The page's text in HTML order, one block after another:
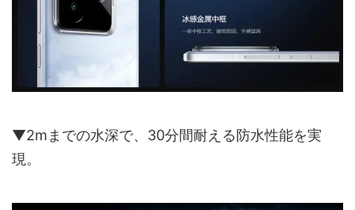
▼2mまでの水深で、30分間耐える防水性能を実
現。